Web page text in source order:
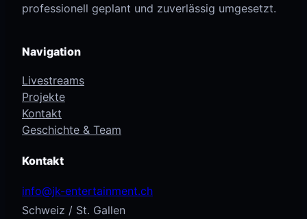
professionell geplant und zuverlässig umgesetzt.
Navigation
Livestreams
Projekte
Kontakt
Geschichte & Team
Kontakt
info@jk-entertainment.ch
Schweiz / St. Gallen